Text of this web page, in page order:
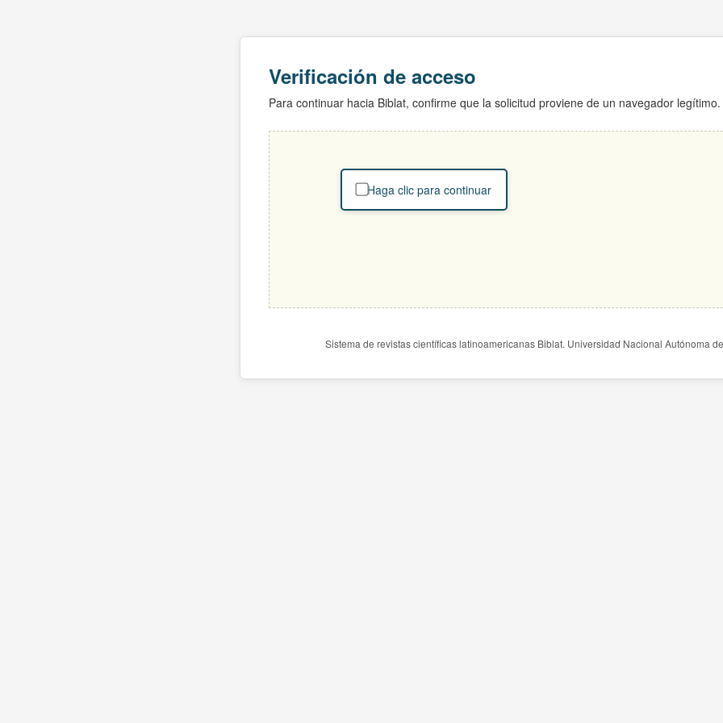
Verificación de acceso
Para continuar hacia Biblat, confirme que la solicitud proviene de un navegador legítimo.
Haga clic para continuar
Sistema de revistas científicas latinoamericanas Biblat. Universidad Nacional Autónoma